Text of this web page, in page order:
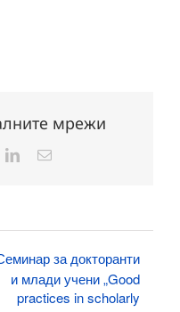
мрежи
LinkedInЕлектронна
за докторанти
и млади учени „Good
practices in scholarly